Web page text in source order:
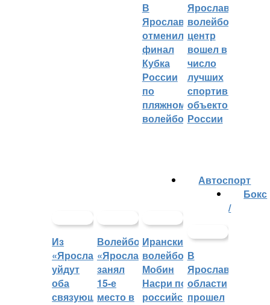
В
Ярославле
отменили
финал
Кубка
России
по
пляжному
волейболу
Ярославский
волейбольный
центр
вошел в
число
лучших
спортивных
объектов
России
Из
«Ярославича»
уйдут
оба
связующих:
Волейбольный
«Ярославич»
занял
15-е
место в
Иранский
волейболист
Мобин
Насри покинет
российскую
Автоспорт
В
Ярославской
области
прошел
Бокс
/